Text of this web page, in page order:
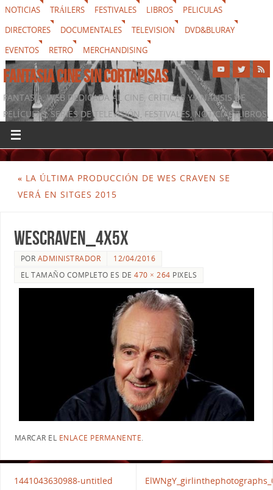
NOTICIAS TRÁILERS FESTIVALES LIBROS
PELICULAS
DIRECTORES
DOCUMENTALES TELEVISION
DVD&BLURAY
EVENTOS
RETRO MERCHANDISING
FANTASIA CINE SIN CORTAPISAS
FANTASIA, WEB DEDICADA AL CINE, CRÍTICAS Y ANÁLISIS DE
PELÍCULAS, SERIES DE TELEVISIÓN, FESTIVALES, NOTICIAS, LIBROS,
DVD & BLURAY, MERCHANDISING Y TODO LO QUE RODEA AL
SÉPTIMO ARTE
« LA ÚLTIMA PRODUCCIÓN DE WES CRAVEN SE
VERÁ EN SITGES 2015
wescraven_4x5x
POR ADMINISTRADOR
12/04/2016
EL TAMAÑO COMPLETO ES DE470 × 264 PIXELS
MARCAR EL ENLACE PERMANENTE.
1441043630988-untitled